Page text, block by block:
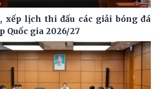
xếp lịch thi đấu các giải bóng đá
Quốc gia 2026/27